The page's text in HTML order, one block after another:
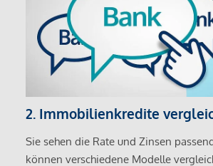
2. Immobilienkredite
Sie sehen die Rate und Zinsen
können verschiedene Modelle